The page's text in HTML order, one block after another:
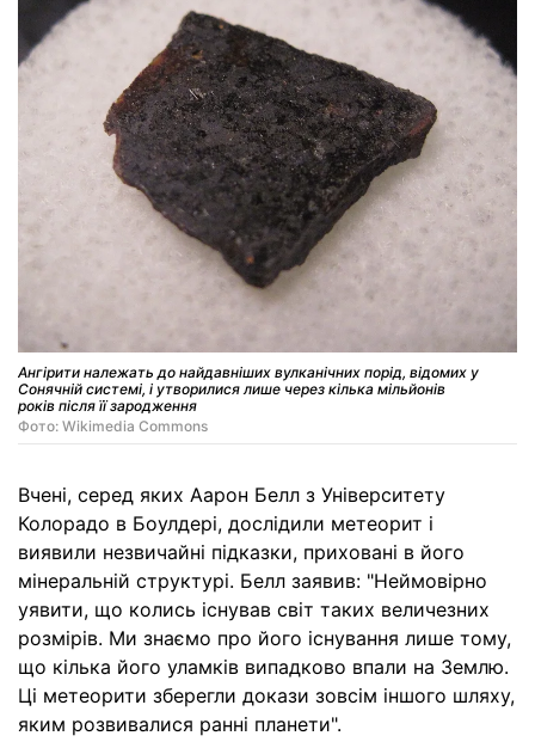
Ангірити належать до найдавніших вулканічних порід, відомих у
Сонячній системі, і утворилися лише через кілька мільйонів
років після її зародження
Фото: Wikimedia Commons
Вчені, серед яких Аарон Белл з Університету
Колорадо в Боулдері, дослідили метеорит і
виявили незвичайні підказки, приховані в його
мінеральній структурі. Белл заявив: "Неймовірно
уявити, що колись існував світ таких величезних
розмірів. Ми знаємо про його існування лише тому,
що кілька його уламків випадково впали на Землю.
Ці метеорити зберегли докази зовсім іншого шляху,
яким розвивалися ранні планети".